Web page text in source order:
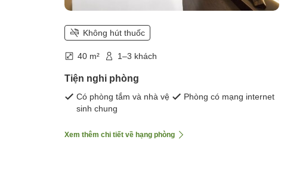
Không hút thuốc
40 m² 1–3 khách
Tiện nghi phòng
Có phòng tắm và nhà vệ
sinh chung
Phòng có mạng internet
Xem thêm chi tiết về hạng phòng